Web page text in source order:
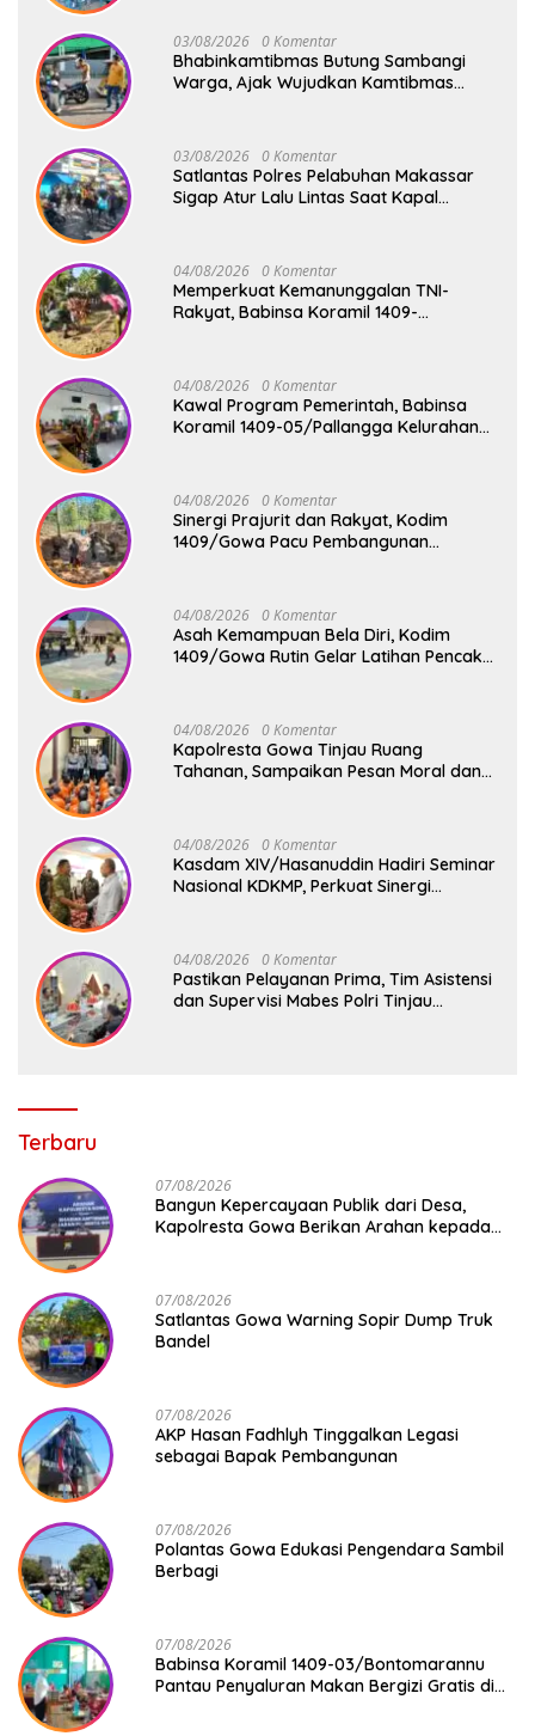
03/08/2026 0 Komentar
Bhabinkamtibmas Butung Sambangi
Warga, Ajak Wujudkan Kamtibmas
03/08/2026 0 Komentar
Satlantas Polres Pelabuhan Makassar
Sigap Atur Lalu Lintas Saat Kapal
04/08/2026 0 Komentar
Memperkuat Kemanunggalan TNI-
Rakyat, Babinsa Koramil 1409-
04/08/2026 0 Komentar
Kawal Program Pemerintah, Babinsa
Koramil 1409-05/Pallangga Kelurahan
04/08/2026 0 Komentar
Sinergi Prajurit dan Rakyat, Kodim
1409/Gowa Pacu Pembangunan
04/08/2026 0 Komentar
Asah Kemampuan Bela Diri, Kodim
1409/Gowa Rutin Gelar Latihan Pencak
04/08/2026 0 Komentar
Kapolresta Gowa Tinjau Ruang
Tahanan, Sampaikan Pesan Moral dan
04/08/2026 0 Komentar
Kasdam XIV/Hasanuddin Hadiri Seminar
Nasional KDKMP, Perkuat Sinergi
04/08/2026 0 Komentar
Pastikan Pelayanan Prima, Tim Asistensi
dan Supervisi Mabes Polri Tinjau
Terbaru
07/08/2026
Bangun Kepercayaan Publik dari Desa,
Kapolresta Gowa Berikan Arahan kepada
07/08/2026
Satlantas Gowa Warning Sopir Dump Truk
Bandel
07/08/2026
AKP Hasan Fadhlyh Tinggalkan Legasi
sebagai Bapak Pembangunan
07/08/2026
Polantas Gowa Edukasi Pengendara Sambil
Berbagi
07/08/2026
Babinsa Koramil 1409-03/Bontomarannu
Pantau Penyaluran Makan Bergizi Gratis di